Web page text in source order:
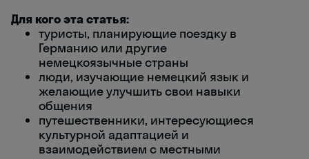
Для кого эта статья:
туристы, планирующие поездку в
Германию или другие
немецкоязычные страны
люди, изучающие немецкий язык и
желающие улучшить свои навыки
общения
путешественники, интересующиеся
культурной адаптацией и
взаимодействием с местными